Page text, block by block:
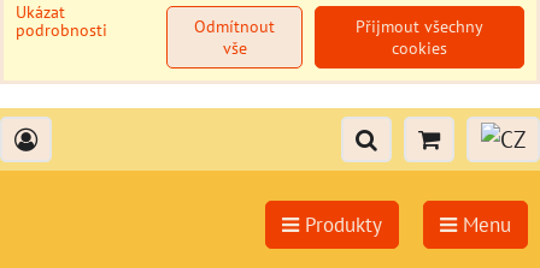
Produkty Menu
Ukázat
podrobnosti
Přijmout všechny
cookies
Odmítnout
vše